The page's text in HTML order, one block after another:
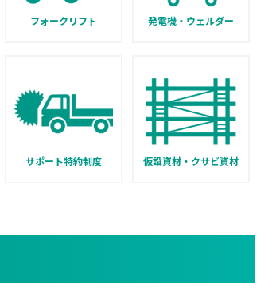
フォークリフト 発電機・ウェルダー
サポート特約制度 仮設資材・クサビ資材